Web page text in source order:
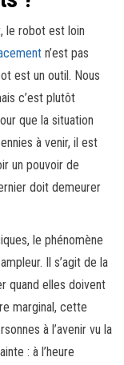
le robot est loin
n’est pas
est un outil. Nous
c’est plutôt
que la situation
à venir, il est
un pouvoir de
doit demeurer
le phénomène
Il s’agit de la
quand elles doivent
marginal, cette
à l’avenir vu la
: à l’heure